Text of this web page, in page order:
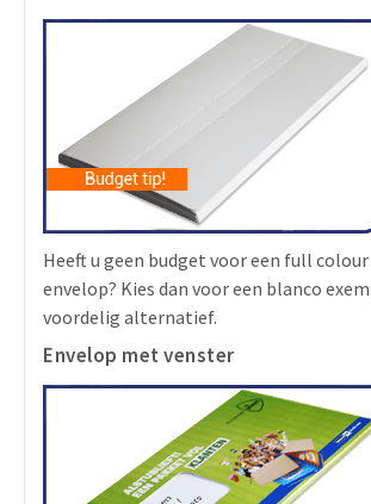
Heeft u geen budget voor een full
envelop? Kies dan voor een blanco
voordelig alternatief.
Envelop met venster